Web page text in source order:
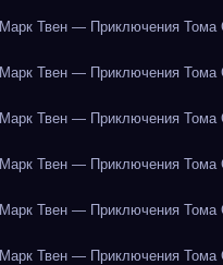
Марк Твен — Приключения Тома
Марк Твен — Приключения Тома
Марк Твен — Приключения Тома
Марк Твен — Приключения Тома
Марк Твен — Приключения Тома
Марк Твен — Приключения Тома